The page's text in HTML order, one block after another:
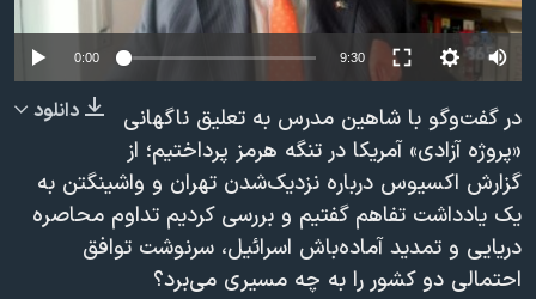
فرهنگ و زندگی
حقوق شهروندی
اقتصادی
علم و فناوری
اسرائیل در جنگ
گالری عکس
آرشیو پخش زنده
مستندها
انتخابات ریاست جمهوری آمریکا ۲۰۲۴
حمله جمهوری اسلامی به اسرائیل
رمز مهسا
ورزش زنان در ایران
اعتراضات زن، زندگی، آزادی
مجموعه مستندهای دادخواهی
دنبال کنید
زبانهای مختلف
Auto
240p
360p
480p
720p
1080p
0:00 9:30
480p
720p
1080p
دانلود
در گفت‌وگو با شاهین مدرس به تعلیق ناگهانی
«پروژه آزادی» آمریکا در تنگه هرمز پرداختیم؛ از
گزارش اکسیوس درباره نزدیک‌شدن تهران و واشینگتن به
یک یادداشت تفاهم گفتیم و بررسی کردیم تداوم محاصره
دریایی و تمدید آماده‌باش اسرائیل، سرنوشت توافق
احتمالی دو کشور را به چه مسیری می‌برد؟